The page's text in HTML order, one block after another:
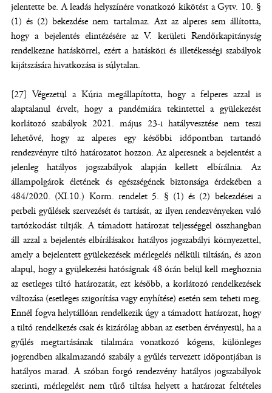
jelentette be. A leadás helyszínére vonatkozó kikötést a Gytv. 10. §
(1) és (2) bekezdése nem tartalmaz. Azt az alperes sem állította,
hogy a bejelentés elintézésére az V. kerületi Rendőrkapitányság
rendelkezne hatáskörrel, ezért a hatásköri és illetékességi szabályok
kijátszására hivatkozása is súlytalan.
[27] Végezetül a Kúria megállapította, hogy a felperes azzal is
alaptalanul érvelt, hogy a pandémiára tekintettel a gyülekezést
korlátozó szabályok 2021. május 23-i hatályvesztése nem teszi
lehetővé, hogy az alperes egy későbbi időpontban tartandó
rendezvényre tiltó határozatot hozzon. Az alperesnek a bejelentést a
jelenleg hatályos jogszabályok alapján kellett elbírálnia. Az
állampolgárok életének és egészségének biztonsága érdekében a
484/2020. (XI.10.) Korm. rendelet 5. § (1) és (2) bekezdései a
perbeli gyűlések szervezését és tartását, az ilyen rendezvényeken való
tartózkodást tiltják. A támadott határozat teljességgel összhangban
áll azzal a bejelentés elbírálásakor hatályos jogszabályi környezettel,
amely a bejelentett gyülekezések mérlegelés nélküli tiltásán, és azon
alapul, hogy a gyülekezési hatóságnak 48 órán belül kell meghoznia
az esetleges tiltó határozatát, ezt később, a korlátozó rendelkezések
változása (esetleges szigorítása vagy enyhítése) esetén sem teheti meg.
Ennél fogva helytállóan rendelkezik úgy a támadott határozat, hogy
a tiltó rendelkezés csak és kizárólag abban az esetben érvényesül, ha a
gyűlés megtartásának tilalmára vonatkozó kógens, különleges
jogrendben alkalmazandó szabály a gyűlés tervezett időpontjában is
hatályos marad. A szóban forgó rendezvény hatályos jogszabályok
szerinti, mérlegelést nem tűrő tiltása helyett a határozat feltételes